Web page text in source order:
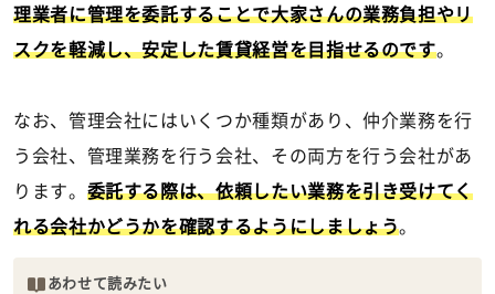
理業者に管理を委託することで大家さんの業務負担やリ
スクを軽減し、安定した賃貸経営を目指せるのです。
なお、管理会社にはいくつか種類があり、仲介業務を行
う会社、管理業務を行う会社、その両方を行う会社があ
ります。 委託する際は、依頼したい業務を引き受けてく
れる会社かどうかを確認するようにしましょう。
あわせて読みたい